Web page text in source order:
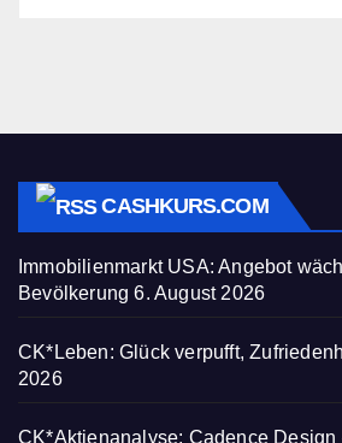
CASHKURS.COM
Immobilienmarkt USA: Angebot
Bevölkerung 6. August 2026
CK*Leben: Glück verpufft,
2026
CK*Aktienanalyse: Cadence Design